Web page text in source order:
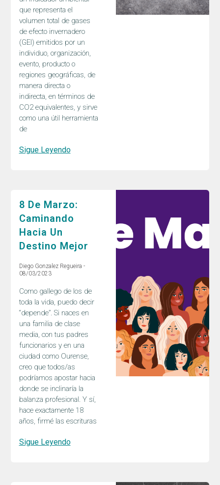
que representa el
volumen total de gases
de efecto invernadero
(GEI) emitidos por un
individuo, organización,
evento, producto o
regiones geográficas, de
manera directa o
indirecta, en términos de
CO2 equivalentes, y sirve
como una útil herramienta
de
Sigue Leyendo
8 De Marzo:
Caminando
Hacia Un
Destino Mejor
Diego Gonzalez Regueira
08/03/2023
Como gallego de los de
toda la vida, puedo decir
“depende”. Si naces en
una familia de clase
media, con tus padres
funcionarios y en una
ciudad como Ourense,
creo que todos/as
podríamos apostar hacia
donde se inclinaría la
balanza profesional. Y sí,
hace exactamente 18
años, firmé las escrituras
Sigue Leyendo